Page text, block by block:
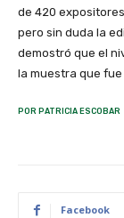
de 420
pero sin duda la
demostró que el
la muestra que
POR PATRICIA ESCOBAR
Facebook